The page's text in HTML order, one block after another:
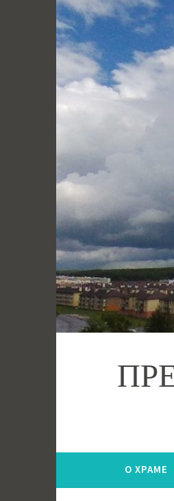
Перейти
к
содержимому
О ХРАМЕ